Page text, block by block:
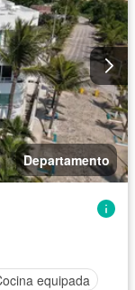
Departamento
equipada